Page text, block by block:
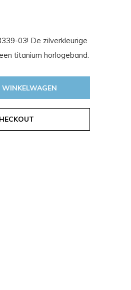
03! De zilverkleurige
titanium horlogeband.